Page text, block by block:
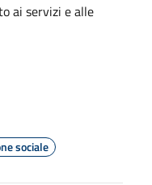
ai servizi e alle
sociale